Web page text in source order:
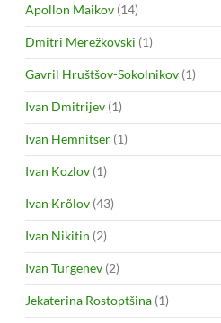
Apollon Maikov (14)
Dmitri Merežkovski (1)
Gavril Hruštšov-Sokolnikov (1)
Ivan Dmitrijev (1)
Ivan Hemnitser (1)
Ivan Kozlov (1)
Ivan Krõlov (43)
Ivan Nikitin (2)
Ivan Turgenev (2)
Jekaterina Rostoptšina (1)